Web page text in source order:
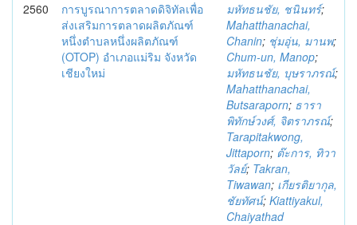
2560
การบูรณาการตลาดดิจิทัลเพื่อ
ส่งเสริมการตลาดผลิตภัณฑ์
หนึ่งตำบลหนึ่งผลิตภัณฑ์
(OTOP) อำเภอแม่ริม จังหวัด
เชียงใหม่
มหัทธนชัย, ชนินทร์;
Mahatthanachai,
Chanin; ชุ่มอุ่น, มานพ;
Chum-un, Manop;
มหัทธนชัย, บุษราภรณ์;
Mahatthanachai,
Butsaraporn; ธารา
พิทักษ์วงศ์, จิตราภรณ์;
Tarapitakwong,
Jittaporn; ต๊ะการ, ทิวา
วัลย์; Takran,
Tiwawan; เกียรติยากุล,
ชัยทัศน์; Kiattiyakul,
Chaiyathad